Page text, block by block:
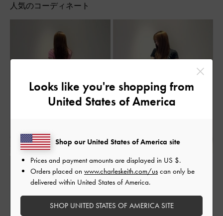
人気のコーディネート
Looks like you're shopping from
United States of America
Shop our United States of America site
Prices and payment amounts are displayed in US $.
Orders placed on www.charleskeith.com/us can only be
delivered within United States of America.
SHOP UNITED STATES OF AMERICA SITE